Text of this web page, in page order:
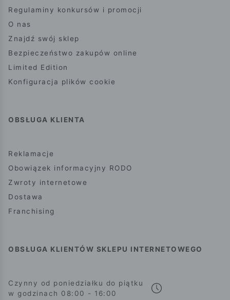
Regulaminy konkursów i promocji
O nas
Znajdź swój sklep
Bezpieczeństwo zakupów online
Limited Edition
Konfiguracja plików cookie
OBSŁUGA KLIENTA
Reklamacje
Obowiązek informacyjny RODO
Zwroty internetowe
Dostawa
Franchising
OBSŁUGA KLIENTÓW SKLEPU INTERNETOWEGO
Czynny od poniedziałku do piątku
w godzinach 08:00 - 16:00